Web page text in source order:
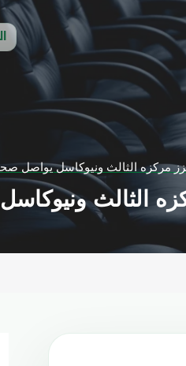
مركزه الثالث ونيوكاسل يواصل
الثالث